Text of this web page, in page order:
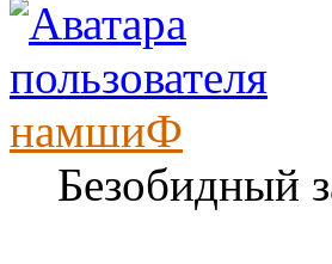
намшиФ
Безобидный